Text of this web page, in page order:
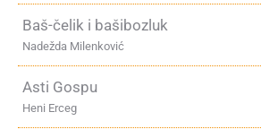
Baš-čelik i bašibozluk
Nadežda Milenković
Asti Gospu
Heni Erceg